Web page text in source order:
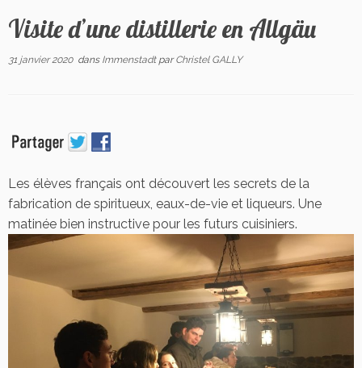
Visite d’une distillerie en Allgäu
31 janvier 2020dans Immenstadt parChristel GALLY
Les élèves français ont découvert les secrets de la
fabrication de spiritueux, eaux-de-vie et liqueurs. Une
matinée bien instructive pour les futurs cuisiniers.